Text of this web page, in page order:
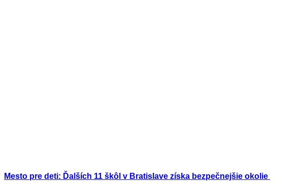
Mesto pre deti: Ďalších 11 škôl v Bratislave získa bezpečnejšie okolie